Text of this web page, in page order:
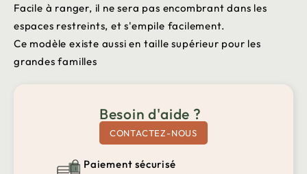
Facile à ranger, il ne sera pas encombrant dans les
espaces restreints, et s'empile facilement.
Ce modèle existe aussi en taille supérieur pour les
grandes familles
Besoin d'aide ?
CONTACTEZ-NOUS
Paiement sécurisé